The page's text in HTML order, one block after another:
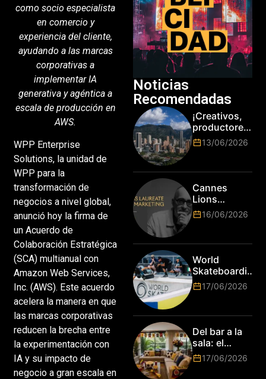
como socio especialista
en comercio y
experiencia del cliente,
ayudando a las marcas
corporativas a
implementar IA
generativa y agéntica a
escala de producción en
AWS.
WPP Enterprise
Solutions, la unidad de
WPP para la
transformación de
negocios a nivel global,
anunció hoy la firma de
un Acuerdo de
Colaboración Estratégica
(SCA) multianual con
Amazon Web Services,
Inc. (AWS). Este acuerdo
acelera la manera en que
las marcas corporativas
reducen la brecha entre
la experimentación con
IA y su impacto de
negocio a gran escala en
Noticias
Recomendadas
¡Creativos,
productores
y cracks de
la tecnología
es hora de
subir de
nivel! Las
marcas más
top del
13/06/2026
Cannes
Lions
anuncia a
Jim Stengel
primer Lions
Laureate for
Marketing
16/06/2026
World
Skateboarding
Tour:
¡Resultados
Mundo de
Park de Roma
2026!
17/06/2026
Del bar a la
sala: el
Mundial
2026 vuelve
17/06/2026